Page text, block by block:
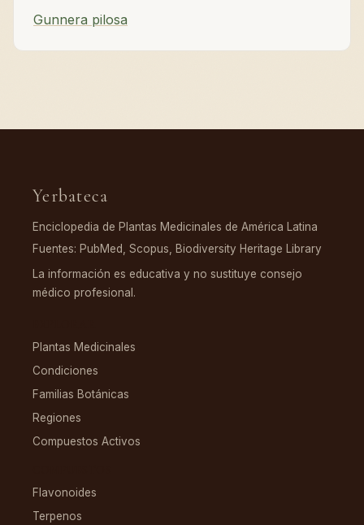
Gunnera pilosa
Yerbateca
Enciclopedia de Plantas Medicinales de América Latina
Fuentes: PubMed, Scopus, Biodiversity Heritage Library
La información es educativa y no sustituye consejo
médico profesional.
Plantas Medicinales
Condiciones
Familias Botánicas
Regiones
Compuestos Activos
Flavonoides
Terpenos